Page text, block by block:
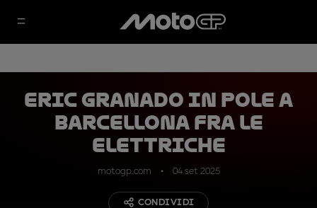
Eric Granado in pole a
Barcellona fra le
elettriche
motogp.com 04 set 2025
CONDIVIDI